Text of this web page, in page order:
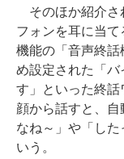
そのほか紹介さ
フォンを耳に当
機能の「音声終話
め設定された「バ
す」といった終
顔から話すと、
なね～」や「し
いう。